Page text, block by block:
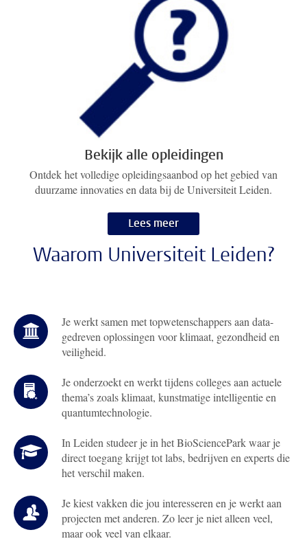
Bekijk alle opleidingen
Ontdek het volledige opleidingsaanbod op het gebied van
duurzame innovaties en data bij de Universiteit Leiden.
Lees meer
Waarom Universiteit Leiden?
Je werkt samen met topwetenschappers aan data-
gedreven oplossingen voor klimaat, gezondheid en
veiligheid.
Je onderzoekt en werkt tijdens colleges aan actuele
thema’s zoals klimaat, kunstmatige intelligentie en
quantumtechnologie.
In Leiden studeer je in het BioSciencePark waar je
direct toegang krijgt tot labs, bedrijven en experts die
het verschil maken.
Je kiest vakken die jou interesseren en je werkt aan
projecten met anderen. Zo leer je niet alleen veel,
maar ook veel van elkaar.